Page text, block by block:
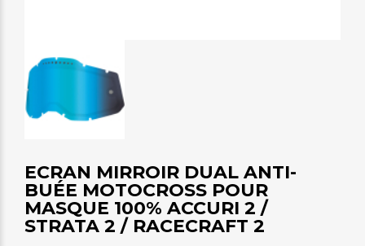
ECRAN MIRROIR DUAL ANTI-
BUÉE MOTOCROSS POUR
MASQUE 100% ACCURI 2 /
STRATA 2 / RACECRAFT 2